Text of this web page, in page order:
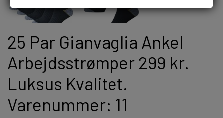
25 Par Gianvaglia Ankel
Arbejdsstrømper 299 kr.
Luksus Kvalitet.
Varenummer: 11